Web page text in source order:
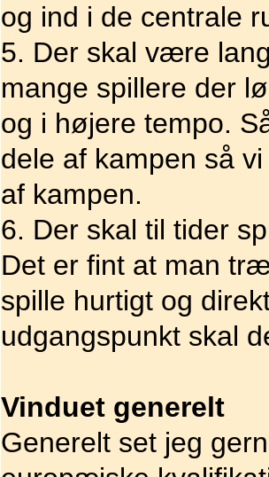
og ind i de centrale
5. Der skal være
mange spillere der
og i højere tempo.
dele af kampen så
af kampen.
6. Der skal til tider
Det er fint at man
spille hurtigt og
udgangspunkt skal
Vinduet generelt
Generelt set jeg